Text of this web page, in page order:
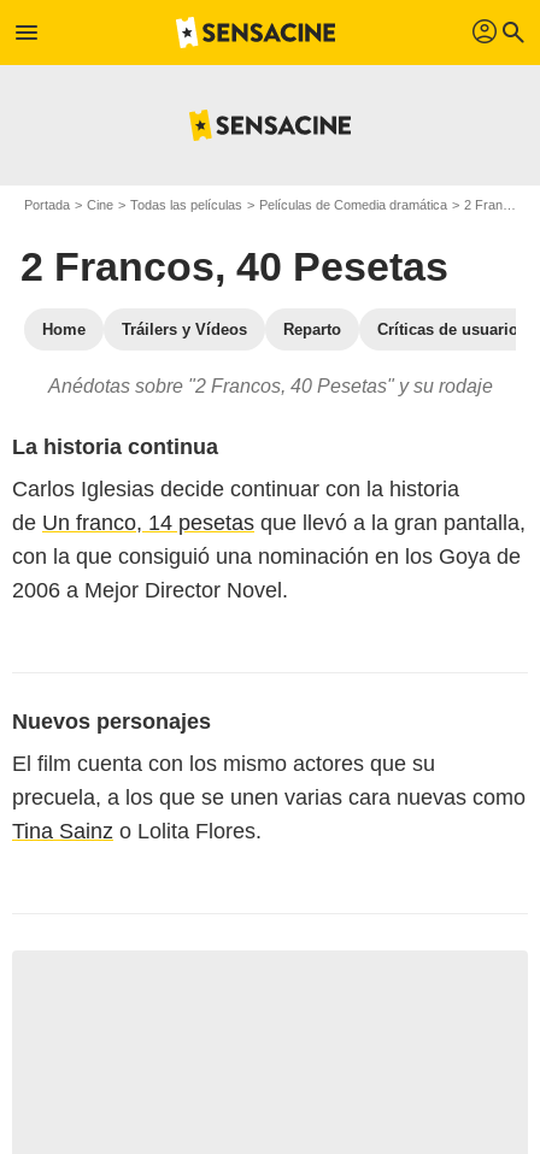
menu profil search
Portada Cine Todas las películas Películas de Comedia dramática 2 Francos, 40 Pesetas
2 Francos, 40 Pesetas
Home Tráilers y Vídeos Reparto Críticas de usuarios
Anédotas sobre "2 Francos, 40 Pesetas" y su rodaje
La historia continua
Carlos Iglesias decide continuar con la historia
de Un franco, 14 pesetas que llevó a la gran pantalla,
con la que consiguió una nominación en los Goya de
2006 a Mejor Director Novel.
Nuevos personajes
El film cuenta con los mismo actores que su
precuela, a los que se unen varias cara nuevas como
Tina Sainz o Lolita Flores.